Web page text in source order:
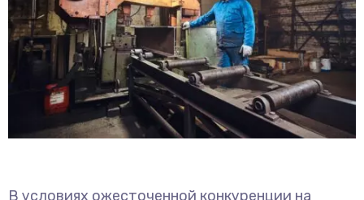
В условиях ожесточенной конкуренции на